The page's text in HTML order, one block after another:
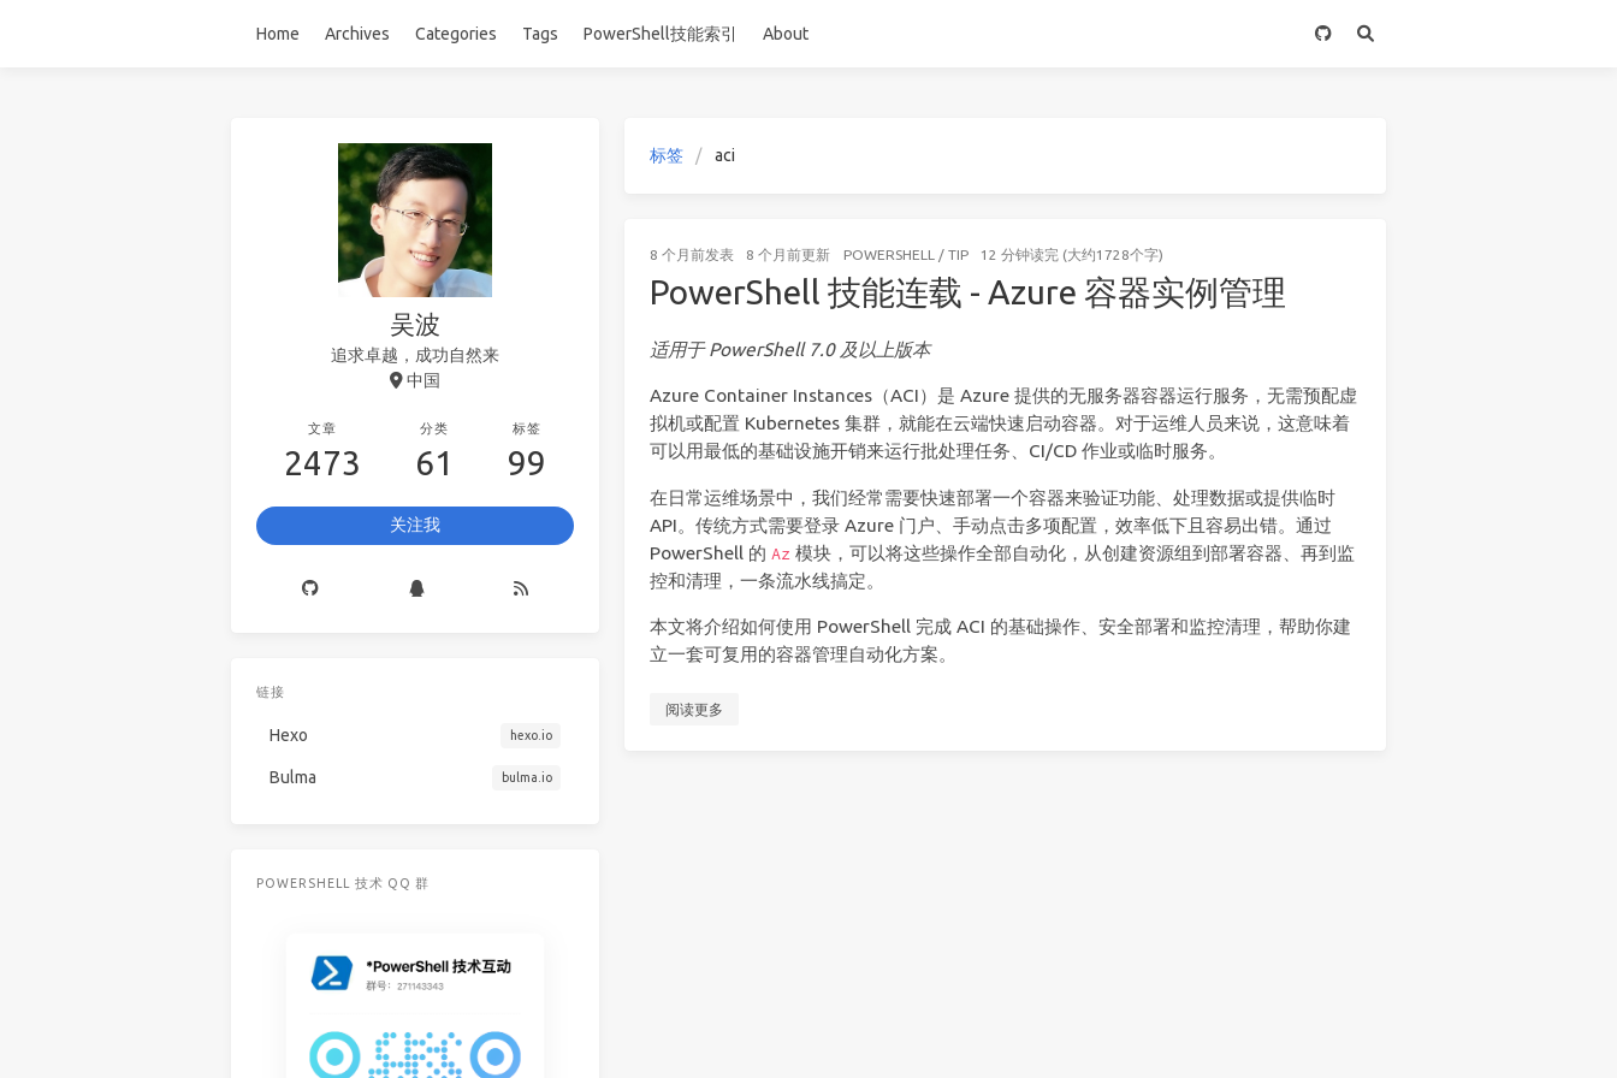
Home Archives Categories Tags PowerShell技能索引 About
标签 aci
8 个月前发表 8 个月前更新 POWERSHELL / TIP 12 分钟读完 (大约1728个字)
PowerShell 技能连载 - Azure 容器实例管理
适用于 PowerShell 7.0 及以上版本
Azure Container Instances（ACI）是 Azure 提供的无服务器容器运行服务，无需预配虚
拟机或配置 Kubernetes 集群，就能在云端快速启动容器。对于运维人员来说，这意味着
可以用最低的基础设施开销来运行批处理任务、CI/CD 作业或临时服务。
在日常运维场景中，我们经常需要快速部署一个容器来验证功能、处理数据或提供临时
API。传统方式需要登录 Azure 门户、手动点击多项配置，效率低下且容易出错。通过
PowerShell 的 Az 模块，可以将这些操作全部自动化，从创建资源组到部署容器、再到监
控和清理，一条流水线搞定。
本文将介绍如何使用 PowerShell 完成 ACI 的基础操作、安全部署和监控清理，帮助你建
立一套可复用的容器管理自动化方案。
阅读更多
吴波
追求卓越，成功自然来
中国
文章
2473
分类
61
标签
99
关注我
链接
Hexo hexo.io
Bulma bulma.io
POWERSHELL 技术 QQ 群